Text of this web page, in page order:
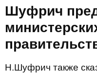
Шуфрич
Н.Шуфрич также